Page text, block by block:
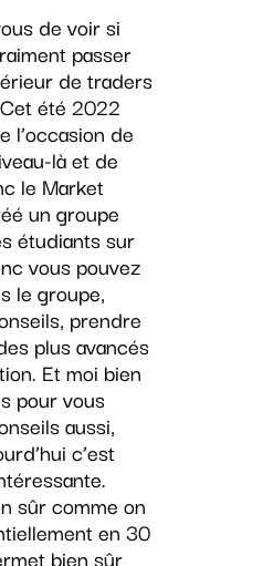
de voir si
passer
de traders
été 2022
l’occasion de
là et de
le Market
un groupe
étudiants sur
vous pouvez
le groupe,
prendre
plus avancés
Et moi bien
pour vous
aussi,
c’est
sûr comme on
en 30
bien sûr